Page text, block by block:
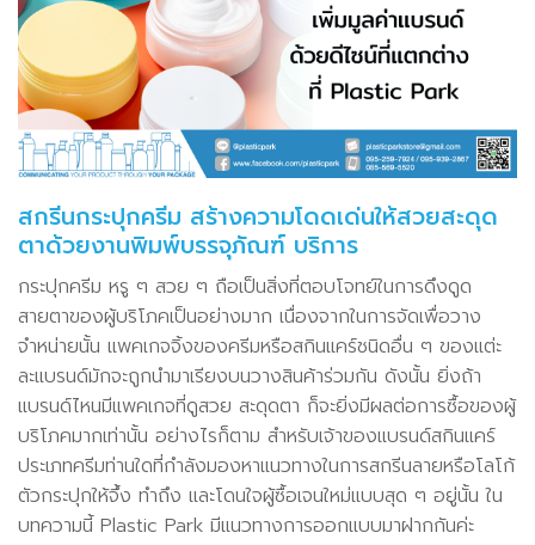
สกรีนกระปุกครีม สร้างความโดดเด่นให้สวยสะดุด
ตาด้วยงานพิมพ์บรรจุภัณฑ์ บริการ
กระปุกครีม หรู ๆ สวย ๆ ถือเป็นสิ่งที่ตอบโจทย์ในการดึงดูด
สายตาของผู้บริโภคเป็นอย่างมาก เนื่องจากในการจัดเพื่อวาง
จำหน่ายนั้น แพคเกจจิ้งของครีมหรือสกินแคร์ชนิดอื่น ๆ ของแต่ะ
ละแบรนด์มักจะถูกนำมาเรียงบนวางสินค้าร่วมกัน ดังนั้น ยิ่งถ้า
แบรนด์ไหนมีแพคเกจที่ดูสวย สะดุดตา ก็จะยิ่งมีผลต่อการซื้อของผู้
บริโภคมากเท่านั้น อย่างไรก็ตาม สำหรับเจ้าของแบรนด์สกินแคร์
ประเภทครีมท่านใดที่กำลังมองหาแนวทางในการสกรีนลายหรือโลโก้
ตัวกระปุกให้จึ้ง ทำถึง และโดนใจผู้ซื้อเจนใหม่แบบสุด ๆ อยู่นั้น ใน
บทความนี้ Plastic Park มีแนวทางการออกแบบมาฝากกันค่ะ